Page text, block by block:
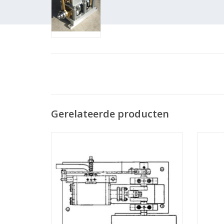
Gerelateerde producten
Schaal 1 : N/A (60.01.001)
TOEVOEGEN AAN WINKELWAGEN
incl